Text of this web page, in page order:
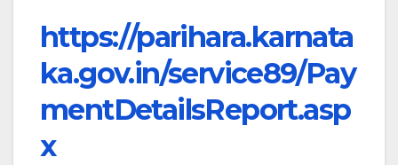
https://parihara.karnata
ka.gov.in/service89/Pay
mentDetailsReport.asp
x